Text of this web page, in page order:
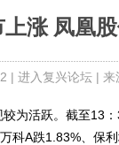
涨 凤凰
| 进入复兴论坛| 来
活跃。截至13：
科A跌1.83%、保